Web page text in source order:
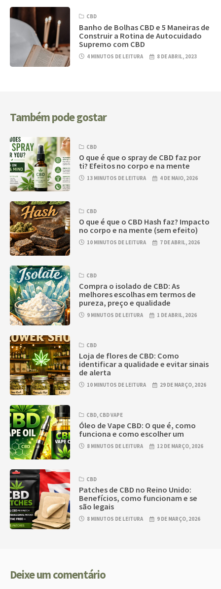
CBD
Banho de Bolhas CBD e 5 Maneiras de
Construir a Rotina de Autocuidado
Supremo com CBD
4 MINUTOS DE LEITURA 8 DE ABRIL, 2023
Também pode gostar
CBD
O que é que o spray de CBD faz por
ti? Efeitos no corpo e na mente
13 MINUTOS DE LEITURA 4 DE MAIO, 2026
CBD
O que é que o CBD Hash faz? Impacto
no corpo e na mente (sem efeito)
10 MINUTOS DE LEITURA 7 DE ABRIL, 2026
CBD
Compra o isolado de CBD: As
melhores escolhas em termos de
pureza, preço e qualidade
9 MINUTOS DE LEITURA 1 DE ABRIL, 2026
CBD
Loja de flores de CBD: Como
identificar a qualidade e evitar sinais
de alerta
10 MINUTOS DE LEITURA 29 DE MARÇO, 2026
CBD, CBD VAPE
Óleo de Vape CBD: O que é, como
funciona e como escolher um
8 MINUTOS DE LEITURA 12 DE MARÇO, 2026
CBD
Patches de CBD no Reino Unido:
Benefícios, como funcionam e se
são legais
8 MINUTOS DE LEITURA 9 DE MARÇO, 2026
Deixe um comentário